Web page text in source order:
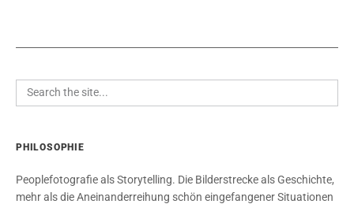
PHILOSOPHIE
Peoplefotografie als Storytelling. Die Bilderstrecke als Geschichte,
mehr als die Aneinanderreihung schön eingefangener Situationen